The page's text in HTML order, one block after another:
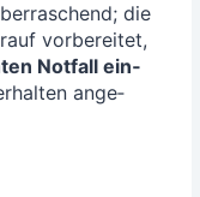
die
vor­be­rei­tet,
Not­fall ein­
ange­